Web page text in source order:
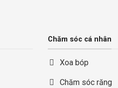
Chăm sóc cá nhân
Xoa bóp
Chăm sóc răng